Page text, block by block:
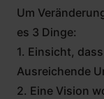
Um
es 3 Dinge:
1. Einsicht,
Ausreichende
2. Eine Vision